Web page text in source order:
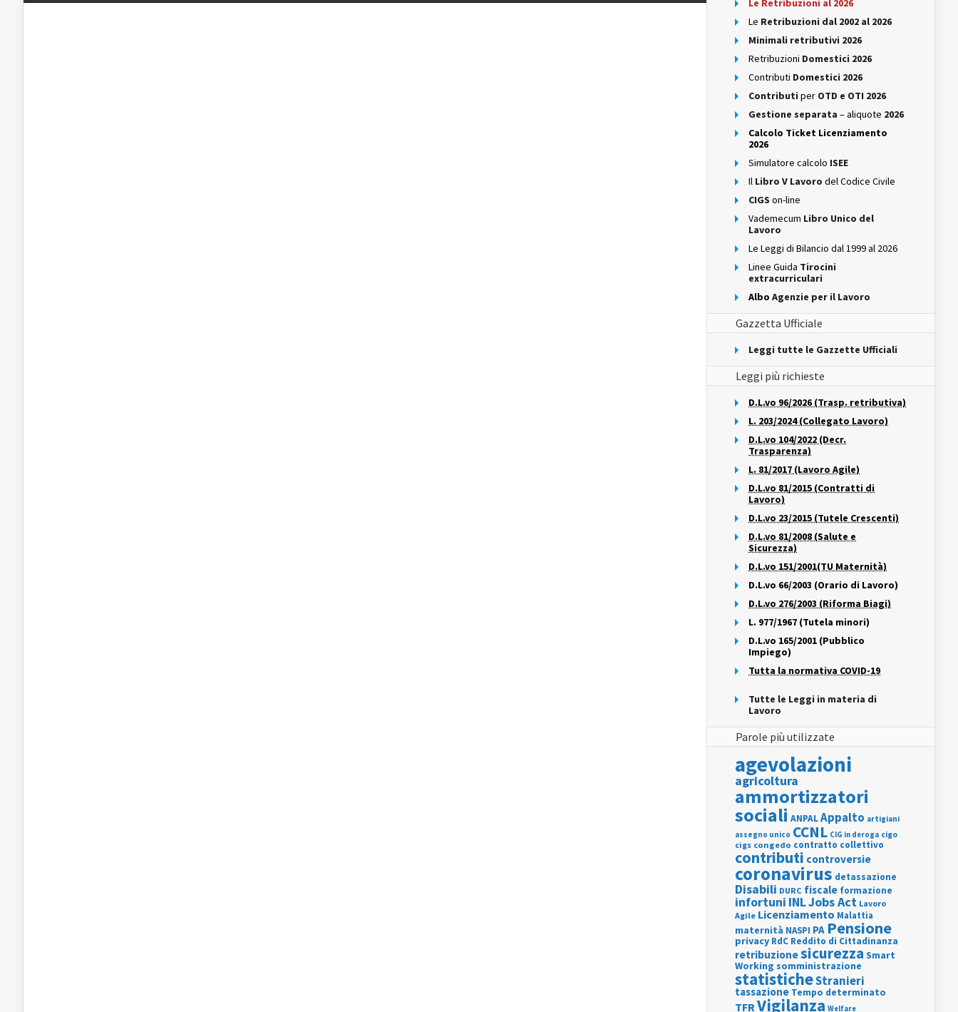
Le Retribuzioni al 2026
Le Retribuzioni dal 2002 al 2026
Minimali retributivi 2026
Retribuzioni Domestici 2026
Contributi Domestici 2026
Contributi per OTD e OTI 2026
Gestione separata – aliquote 2026
Calcolo Ticket Licenziamento
2026
Simulatore calcolo ISEE
Il Libro V Lavoro del Codice Civile
CIGS on-line
Vademecum Libro Unico del
Lavoro
Le Leggi di Bilancio dal 1999 al 2026
Linee Guida Tirocini
extracurriculari
Albo Agenzie per il Lavoro
Gazzetta Ufficiale
Leggi tutte le Gazzette Ufficiali
Leggi più richieste
D.L.vo 96/2026 (Trasp. retributiva)
L. 203/2024 (Collegato Lavoro)
D.L.vo 104/2022 (Decr.
Trasparenza)
L. 81/2017 (Lavoro Agile)
D.L.vo 81/2015 (Contratti di
Lavoro)
D.L.vo 23/2015 (Tutele Crescenti)
D.L.vo 81/2008 (Salute e
Sicurezza)
D.L.vo 151/2001(TU Maternità)
D.L.vo 66/2003 (Orario di Lavoro)
D.L.vo 276/2003 (Riforma Biagi)
L. 977/1967 (Tutela minori)
D.L.vo 165/2001 (Pubblico
Impiego)
Tutta la normativa COVID-19
Tutte le Leggi in materia di
Lavoro
Parole più utilizzate
agevolazioni
agricoltura
ammortizzatori
sociali ANPALAppalto artigiani
assegno unico CCNL CIG in deroga cigo
cigs congedo contratto collettivo
contributi controversie
coronavirus detassazione
Disabili DURC fiscale formazione
infortuni INLJobs Act Lavoro
Agile Licenziamento Malattia
maternità NASPI PA Pensione
privacy RdC Reddito di Cittadinanza
retribuzionesicurezza Smart
Working somministrazione
statisticheStranieri
tassazione Tempo determinato
TFRVigilanza Welfare